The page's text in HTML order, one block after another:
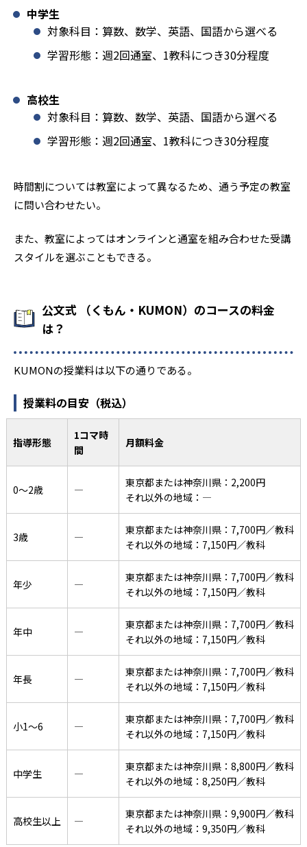
中学生
対象科目：算数、数学、英語、国語から選べる
学習形態：週2回通室、1教科につき30分程度
高校生
対象科目：算数、数学、英語、国語から選べる
学習形態：週2回通室、1教科につき30分程度
時間割については教室によって異なるため、通う予定の教室
に問い合わせたい。
また、教室によってはオンラインと通室を組み合わせた受講
スタイルを選ぶこともできる。
公文式 （くもん・KUMON）のコースの料金
は？
KUMONの授業料は以下の通りである。
授業料の目安（税込）
指導形態
1コマ時
間
月額料金
0〜2歳 ―
東京都または神奈川県：2,200円
それ以外の地域：―
3歳 ―
東京都または神奈川県：7,700円／教科
それ以外の地域：7,150円／教科
年少 ―
東京都または神奈川県：7,700円／教科
それ以外の地域：7,150円／教科
年中 ―
東京都または神奈川県：7,700円／教科
それ以外の地域：7,150円／教科
年長 ―
東京都または神奈川県：7,700円／教科
それ以外の地域：7,150円／教科
小1〜6 ―
東京都または神奈川県：7,700円／教科
それ以外の地域：7,150円／教科
中学生 ―
東京都または神奈川県：8,800円／教科
それ以外の地域：8,250円／教科
高校生以上 ―
東京都または神奈川県：9,900円／教科
それ以外の地域：9,350円／教科